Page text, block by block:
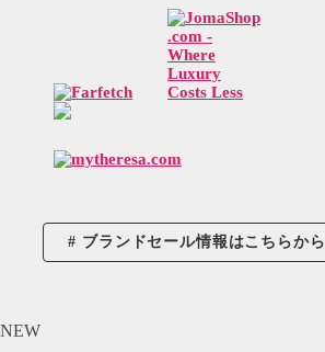
ブランドセール情報はこちらから
NEW